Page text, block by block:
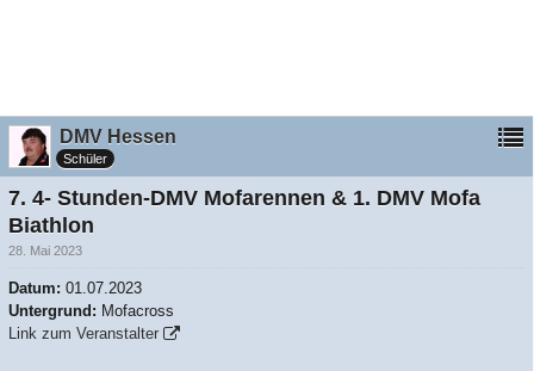
DMV Hessen
Schüler
7. 4- Stunden-DMV Mofarennen & 1. DMV Mofa
Biathlon
28. Mai 2023
Datum: 01.07.2023
Untergrund: Mofacross
Link zum Veranstalter